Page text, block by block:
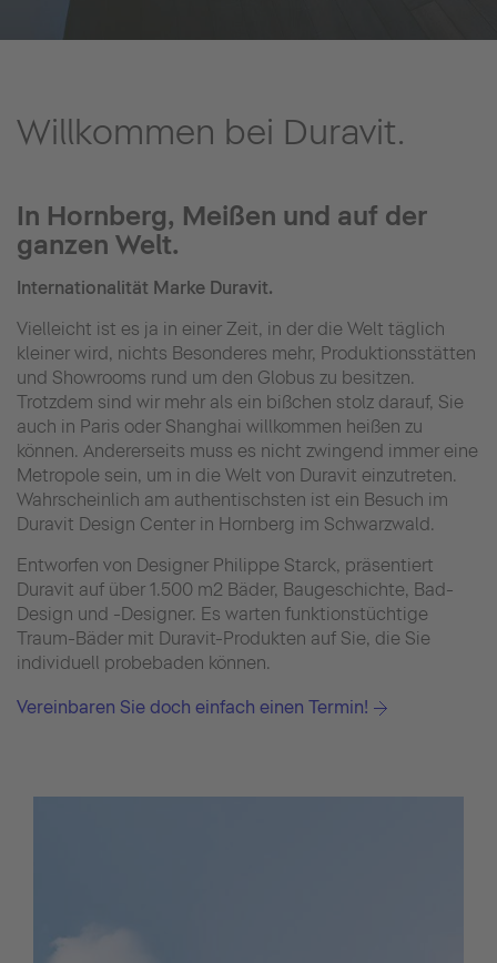
Willkommen bei Duravit.
In Hornberg, Meißen und auf der
ganzen Welt.
Internationalität Marke Duravit.
Vielleicht ist es ja in einer Zeit, in der die Welt täglich
kleiner wird, nichts Besonderes mehr, Produktionsstätten
und Showrooms rund um den Globus zu besitzen.
Trotzdem sind wir mehr als ein bißchen stolz darauf, Sie
auch in Paris oder Shanghai willkommen heißen zu
können. Andererseits muss es nicht zwingend immer eine
Metropole sein, um in die Welt von Duravit einzutreten.
Wahrscheinlich am authentischsten ist ein Besuch im
Duravit Design Center in Hornberg im Schwarzwald.
Entworfen von Designer Philippe Starck, präsentiert
Duravit auf über 1.500 m2 Bäder, Baugeschichte, Bad-
Design und -Designer. Es warten funktionstüchtige
Traum-Bäder mit Duravit-Produkten auf Sie, die Sie
individuell probebaden können.
Vereinbaren Sie doch einfach einen Termin!